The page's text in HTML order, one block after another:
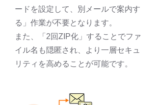
ードを設定して、別メールで案内す
る」作業が不要となります。
また、「2回ZIP化」することでファ
イル名も隠匿され、より一層セキュ
リティを高めることが可能です。